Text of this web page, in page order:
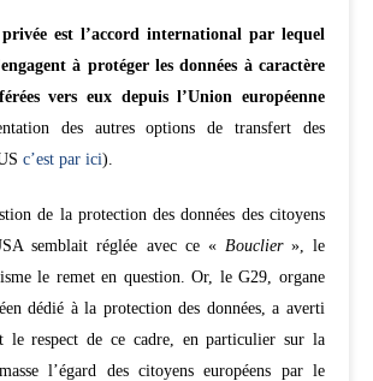
est l’accord international par lequel
à protéger les données à caractère
vers eux depuis l’Union européenne
des autres options de transfert des
c’est par ici).
de la protection des données des citoyens
semblait réglée avec ce «Bouclier», le
le remet en question. Or, le G29, organe
dédié à la protection des données, a averti
le respect de ce cadre, en particulier sur la
l’égard des citoyens européens par le